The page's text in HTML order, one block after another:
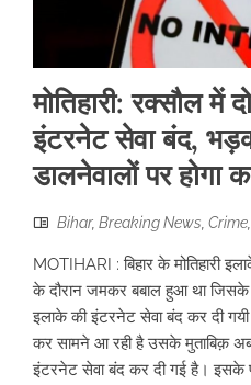
मोतिहारी: रक्सौल में
इंटरनेट सेवा बंद,
डालनेवालों पर होगा
Bihar, Breaking News, Crime,
MOTIHARI : बिहार के मोतिहारी
के दौरान जमकर बबाल हुआ था
इलाके की इंटरनेट सेवा बंद कर दी
कर सामने आ रही है उसके मुताबिक़
इंटरनेट सेवा बंद कर दी गई है। इसके